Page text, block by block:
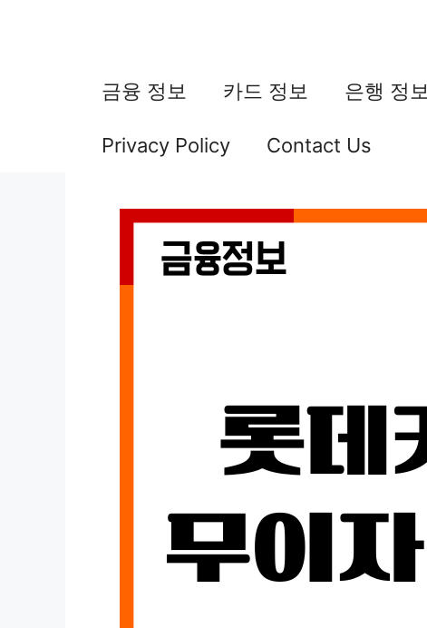
금융 정보 카드 정보 은행 정보
Privacy Policy Contact Us